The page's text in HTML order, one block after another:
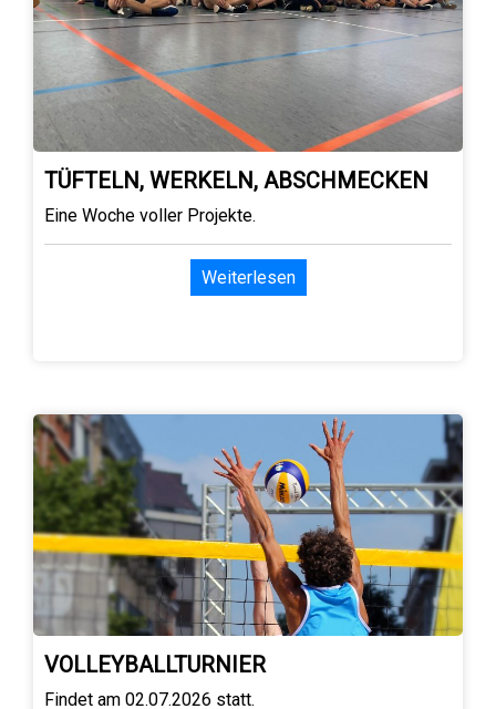
TÜFTELN, WERKELN, ABSCHMECKEN
Eine Woche voller Projekte.
Weiterlesen
VOLLEYBALLTURNIER
Findet am 02.07.2026 statt.